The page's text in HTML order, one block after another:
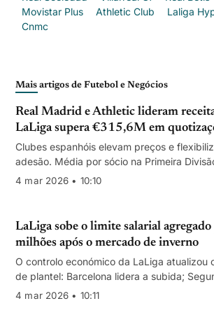
Movistar Plus
Athletic Club
Laliga
Cnmc
Mais artigos de Futebol e Negócios
Real Madrid e Athletic lideram
LaLiga supera €315,6M em
Clubes espanhóis elevam preços e
adesão. Média por sócio na Primeira
mas Madrid (€659) e Athletic (€615)
4 mar 2026 • 10:10
LaLiga sobe o limite salarial
milhões após o mercado de inverno
O controlo económico da LaLiga atualizou
de plantel: Barcelona lidera a subida;
cresce cerca de 10%.
4 mar 2026 • 10:11